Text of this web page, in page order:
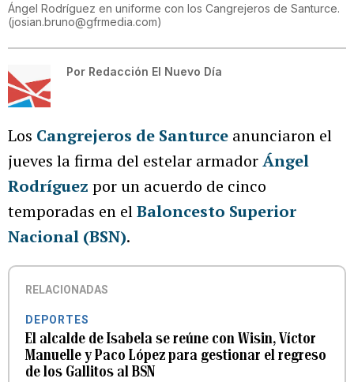
Ángel Rodríguez en uniforme con los Cangrejeros de Santurce.
(josian.bruno@gfrmedia.com)
Por Redacción El Nuevo Día
Los Cangrejeros de Santurce anunciaron el
jueves la firma del estelar armadorÁngel
Rodríguez por un acuerdo de cinco
temporadas en elBaloncesto Superior
Nacional (BSN).
RELACIONADAS
DEPORTES
El alcalde de Isabela se reúne con Wisin, Víctor
Manuelle y Paco López para gestionar el regreso
de los Gallitos al BSN